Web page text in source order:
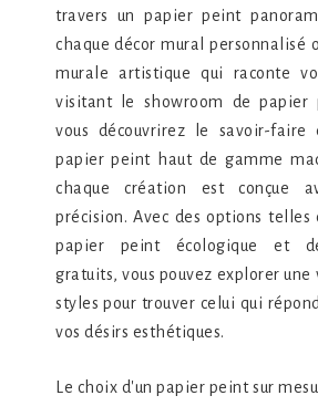
travers un papier peint
chaque décor mural personnalisé
murale artistique qui raconte
visitant le showroom de papier
vous découvrirez le savoir-faire
papier peint haut de gamme
chaque création est conçue
précision. Avec des options telles
papier peint écologique et
gratuits, vous pouvez explorer une
styles pour trouver celui qui
vos désirs esthétiques.
Le choix d'un papier peint sur